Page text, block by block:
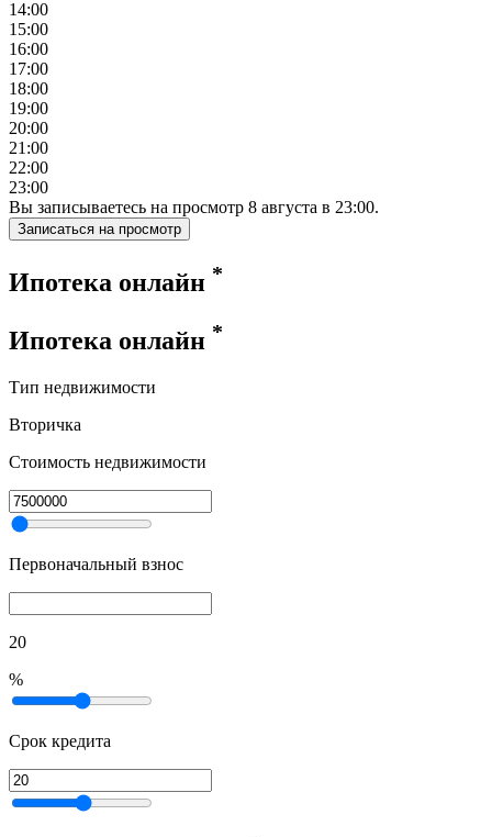
14:00
15:00
16:00
17:00
18:00
19:00
20:00
21:00
22:00
23:00
Вы записываетесь на просмотр 8 августа в 23:00.
Записаться на просмотр
Ипотека онлайн *
Ипотека онлайн *
Тип недвижимости
Вторичка
Стоимость недвижимости
Первоначальный взнос
20
%
Срок кредита